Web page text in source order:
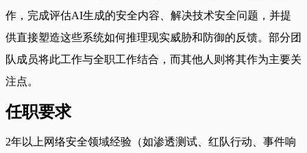
作，完成评估AI生成的安全内容、解决技术安全问题，并提
供直接塑造这些系统如何推理现实威胁和防御的反馈。部分团
队成员将此工作与全职工作结合，而其他人则将其作为主要关
注点。
任职要求
2年以上网络安全领域经验（如渗透测试、红队行动、事件响